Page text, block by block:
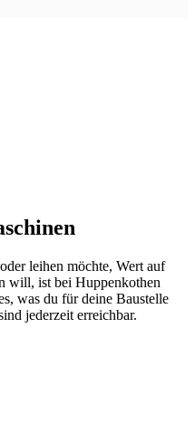
leihen möchte, Wert auf
will, ist bei Huppenkothen
was du für deine Baustelle
jederzeit erreichbar.